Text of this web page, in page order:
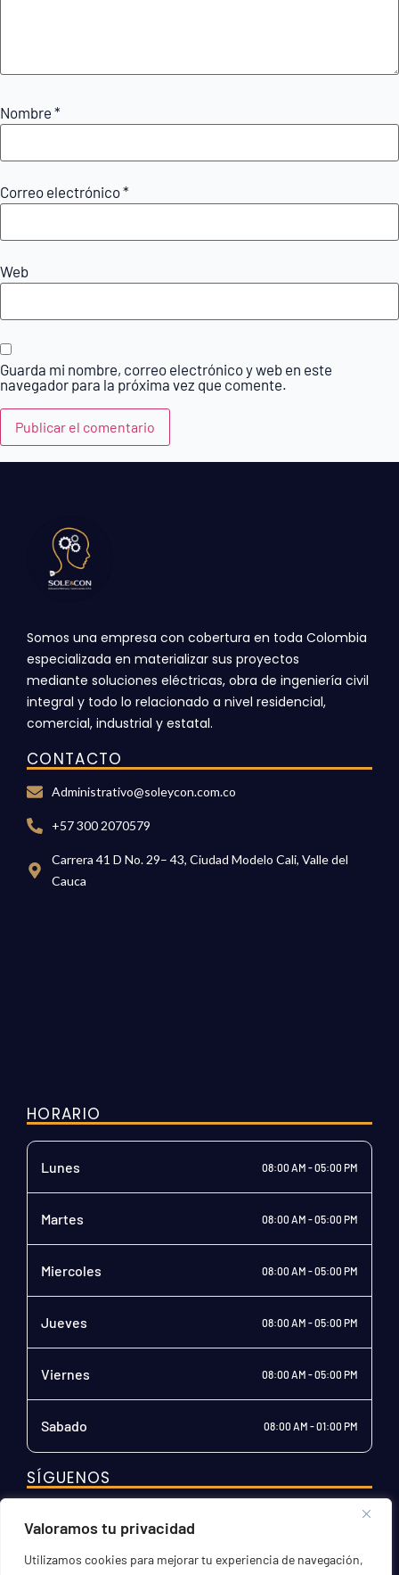
Valoramos tu privacidad
Utilizamos cookies para mejorar tu experiencia de navegación,
Nombre *
Correo electrónico*
Web
Guarda mi nombre, correo electrónico y web en este
navegador para la próxima vez que comente.
Somos una empresa con cobertura en toda Colombia
especializada en materializar sus proyectos
mediante soluciones eléctricas, obra de ingeniería civil
integral y todo lo relacionado a nivel residencial,
comercial, industrial y estatal.
CONTACTO
Administrativo@soleycon.com.co
+57 300 2070579
Carrera 41 D No. 29– 43, Ciudad Modelo Cali, Valle del
Cauca
HORARIO
Lunes 08:00 AM - 05:00 PM
Martes 08:00 AM - 05:00 PM
Miercoles 08:00 AM - 05:00 PM
Jueves 08:00 AM - 05:00 PM
Viernes 08:00 AM - 05:00 PM
Sabado 08:00 AM - 01:00 PM
SÍGUENOS
© 2026 Soleycon S.A.S., todos los derechos reservados,